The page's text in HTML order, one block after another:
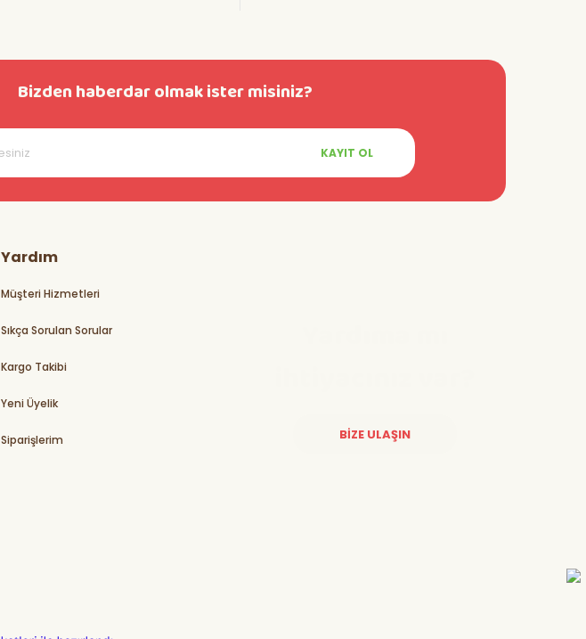
Bizden haberdar olmak ister misiniz?
KAYIT OL
Yardım
Müşteri Hizmetleri
Sıkça Sorulan Sorular
Kargo Takibi
Yeni Üyelik
Siparişlerim BİZE ULAŞIN